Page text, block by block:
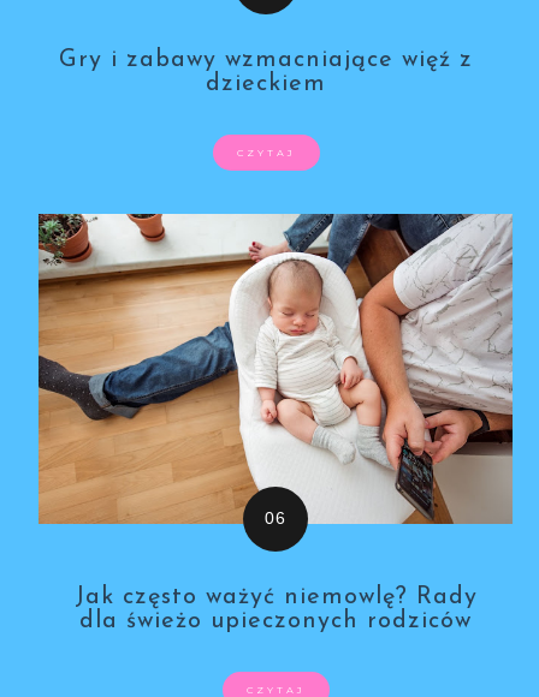
Gry i zabawy wzmacniające więź z
dzieckiem
CZYTAJ
Jak często ważyć niemowlę? Rady
dla świeżo upieczonych rodziców
CZYTAJ